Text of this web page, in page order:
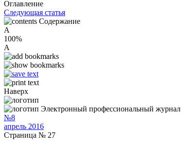
Оглавление
Следующая статья
Содержание
A
100%
A
Наверх
Электронный профессиональный журнал
№8
апрель 2016
Страница № 27